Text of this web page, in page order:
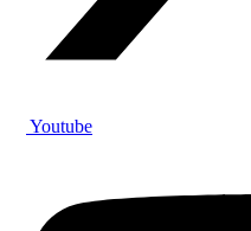
Youtube